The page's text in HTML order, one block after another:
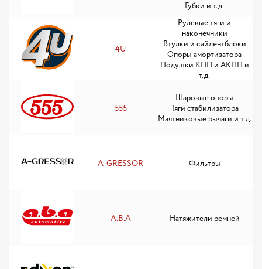
Губки и т.д.
4U
Рулевые тяги и
наконечники
Втулки и сайлентблоки
Опоры амортизатора
Подушки КПП и АКПП и
т.д.
555
Шаровые опоры
Тяги стабилизатора
Маятниковые рычаги и т.д.
A-GRESSOR Фильтры
A.B.A Натяжители ремней